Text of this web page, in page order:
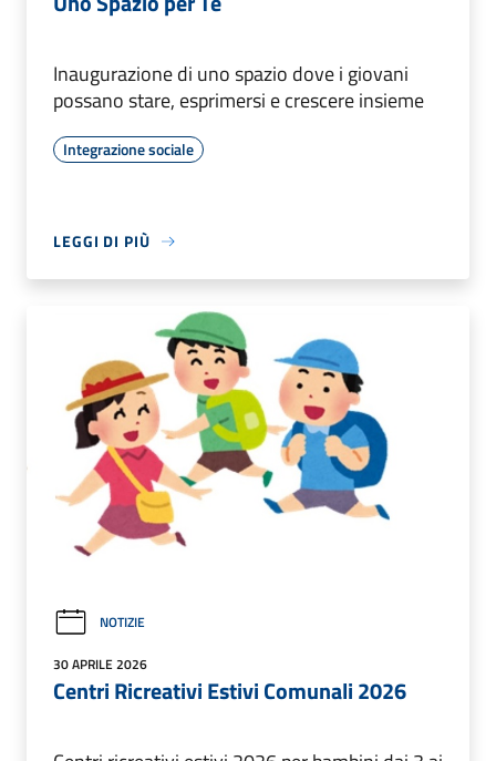
Inaugurazione di uno spazio dove i giovani
possano stare, esprimersi e crescere insieme
Integrazione sociale
LEGGI DI PIÙ
NOTIZIE
30 APRILE 2026
Centri Ricreativi Estivi Comunali 2026